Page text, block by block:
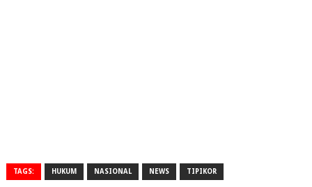
TAGS: HUKUM NASIONAL NEWS TIPIKOR